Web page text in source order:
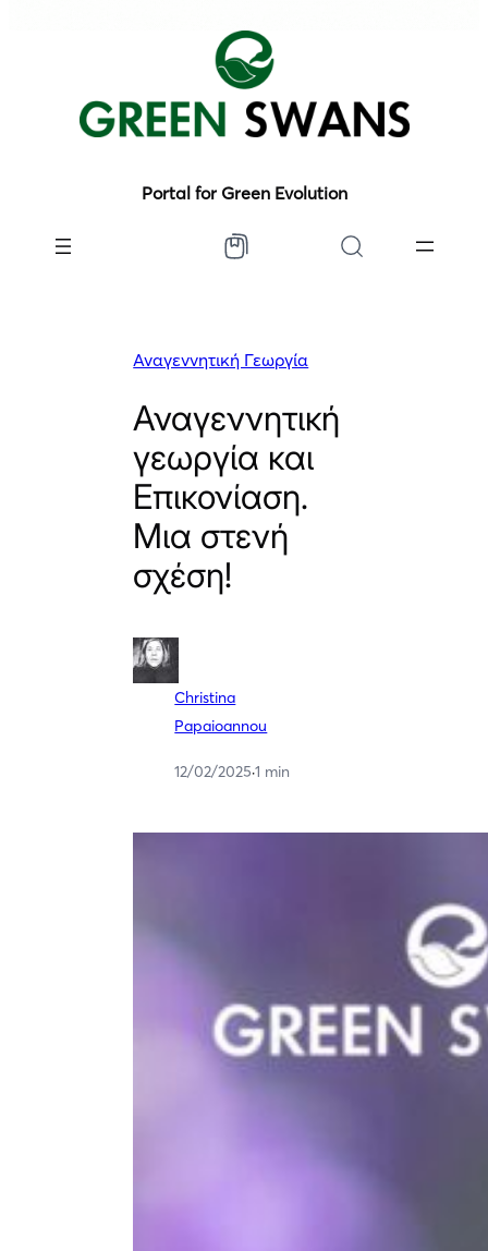
Portal for Green Evolution
Αναγεννητική Γεωργία
Αναγεννητική
γεωργία και
Επικονίαση.
Μια στενή
σχέση!
Christina
Papaioannou
12/02/2025·1 min